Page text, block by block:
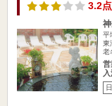
3.2点
平
東
老
営